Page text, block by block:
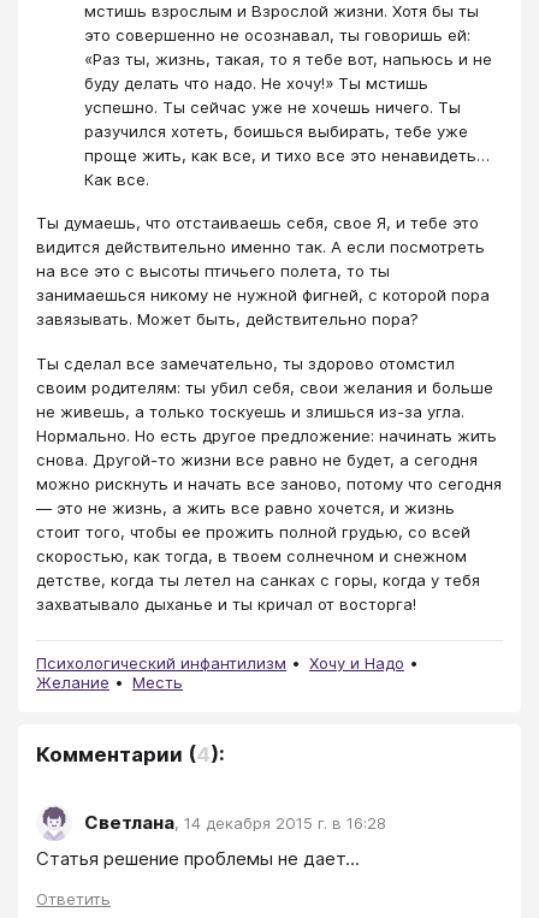
мстишь взрослым и Взрослой жизни. Хотя бы ты
это совершенно не осознавал, ты говоришь ей:
«Раз ты, жизнь, такая, то я тебе вот, напьюсь и не
буду делать что надо. Не хочу!» Ты мстишь
успешно. Ты сейчас уже не хочешь ничего. Ты
разучился хотеть, боишься выбирать, тебе уже
проще жить, как все, и тихо все это ненавидеть…
Как все.
Ты думаешь, что отстаиваешь себя, свое Я, и тебе это
видится действительно именно так. А если посмотреть
на все это с высоты птичьего полета, то ты
занимаешься никому не нужной фигней, с которой пора
завязывать. Может быть, действительно пора?
Ты сделал все замечательно, ты здорово отомстил
своим родителям: ты убил себя, свои желания и больше
не живешь, а только тоскуешь и злишься из-за угла.
Нормально. Но есть другое предложение: начинать жить
снова. Другой-то жизни все равно не будет, а сегодня
можно рискнуть и начать все заново, потому что сегодня
— это не жизнь, а жить все равно хочется, и жизнь
стоит того, чтобы ее прожить полной грудью, со всей
скоростью, как тогда, в твоем солнечном и снежном
детстве, когда ты летел на санках с горы, когда у тебя
захватывало дыханье и ты кричал от восторга!
Психологический инфантилизм
Хочу и Надо
Желание
Месть
Комментарии (4):
Светлана, 14 декабря 2015 г. в 16:28
Статья решение проблемы не дает...
Ответить